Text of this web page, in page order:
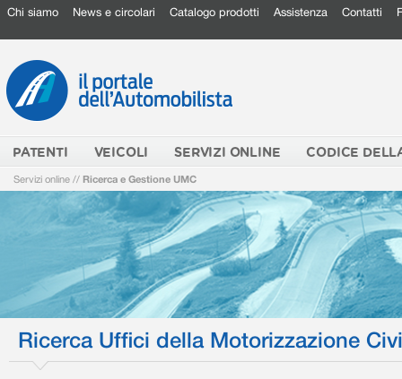
Chi siamo News e circolari Catalogo prodotti Assistenza Contatti
PATENTI VEICOLI SERVIZI ONLINE CODICE
Servizi online // Ricerca e Gestione UMC
Ricerca Uffici della Motorizzazione